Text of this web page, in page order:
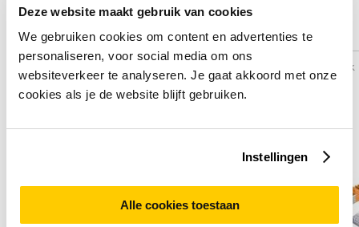
Deze website maakt gebruik van cookies
We gebruiken cookies om content en advertenties te
personaliseren, voor social media om ons
websiteverkeer te analyseren. Je gaat akkoord met onze
cookies als je de website blijft gebruiken.
Instellingen
Alle cookies toestaan
Alternatieven
Vergelijk